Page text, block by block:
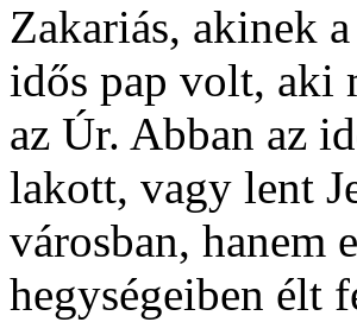
Zakariás, akinek
idős pap volt, aki
az Úr. Abban az
lakott, vagy lent
városban, hanem
hegységeiben élt